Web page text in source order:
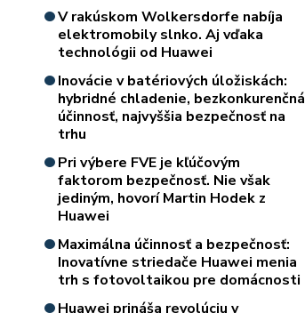
V rakúskom Wolkersdorfe nabíja
elektromobily slnko. Aj vďaka
technológii od Huawei
Inovácie v batériových úložiskách:
hybridné chladenie, bezkonkurenčná
účinnosť, najvyššia bezpečnosť na
trhu
Pri výbere FVE je kľúčovým
faktorom bezpečnosť. Nie však
jediným, hovorí Martin Hodek z
Huawei
Maximálna účinnosť a bezpečnosť:
Inovatívne striedače Huawei menia
trh s fotovoltaikou pre domácnosti
Huawei prináša revolúciu v